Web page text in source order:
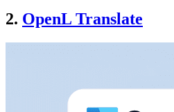
2. OpenL Translate